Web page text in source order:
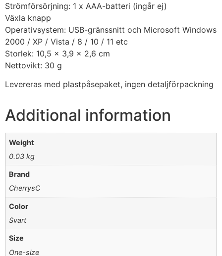
Strömförsörjning: 1 x AAA-batteri (ingår ej)
Växla knapp
Operativsystem: USB-gränssnitt och Microsoft Windows
2000 / XP / Vista / 8 / 10 / 11 etc
Storlek: 10,5 x 3,9 x 2,6 cm
Nettovikt: 30 g
Levereras med plastpåsepaket, ingen detaljförpackning
Additional information
Weight
0.03 kg
Brand
CherrysC
Color
Svart
Size
One-size